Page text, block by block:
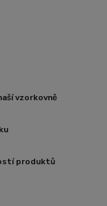
vzorkovně
produktů